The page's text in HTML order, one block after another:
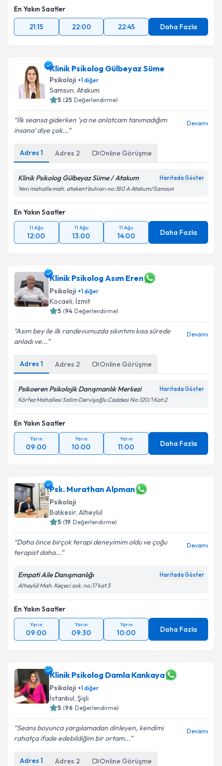
En Yakın Saatler
21:15
22:00 22:45 Daha Fazla
Klinik Psikolog Gülbeyaz Süme
Psikoloji +1diğer
Samsun, Atakum
5 (25 Değerlendirme)
İlk seansa giderken 'ya ne anlatcam tanımadığım
insana' diye çok...
Devamı
Adres 1 Adres 2 Online Görüşme
Klinik Psikolog Gülbeyaz Süme / Atakum Haritada Göster
Yeni mahalle mah. atakent bulvarı no:180 A Atakum/Samsun
En Yakın Saatler
11 Ağu
12:00
11 Ağu
13:00
11 Ağu
14:00 Daha Fazla
Klinik Psikolog Asım Eren
Psikoloji +1diğer
Kocaeli, İzmit
5 (94 Değerlendirme)
Asım bey ile ilk randevumuzda sıkıntımı kısa sürede
anladı ve...
Devamı
Adres 1 Adres 2 Online Görüşme
Psikoeren Psikolojik Danışmanlık Merkezi Haritada Göster
Körfez Mahallesi Salim Dervişoğlu Caddesi No:120/1 Kat:2
En Yakın Saatler
Yarın
09:00
Yarın
10:00
Yarın
11:00 Daha Fazla
Psk. Murathan Alpman
Psikoloji
Balıkesir, Altıeylül
5 (19 Değerlendirme)
Daha önce birçok terapi deneyimim oldu ve çoğu
terapist daha...
Devamı
Empati Aile Danışmanlığı Haritada Göster
Altıeylül Mah. Keçeci sok. no:17 kat 3
En Yakın Saatler
Yarın
09:00
Yarın
09:30
Yarın
10:00 Daha Fazla
Klinik Psikolog Damla Kankaya
Psikoloji +1diğer
İstanbul, Şişli
5 (96 Değerlendirme)
Seans boyunca yargılamadan dinleyen, kendimi
rahatça ifade edebildiğim bir ortam...
Devamı
Adres 1 Adres 2 Online Görüşme